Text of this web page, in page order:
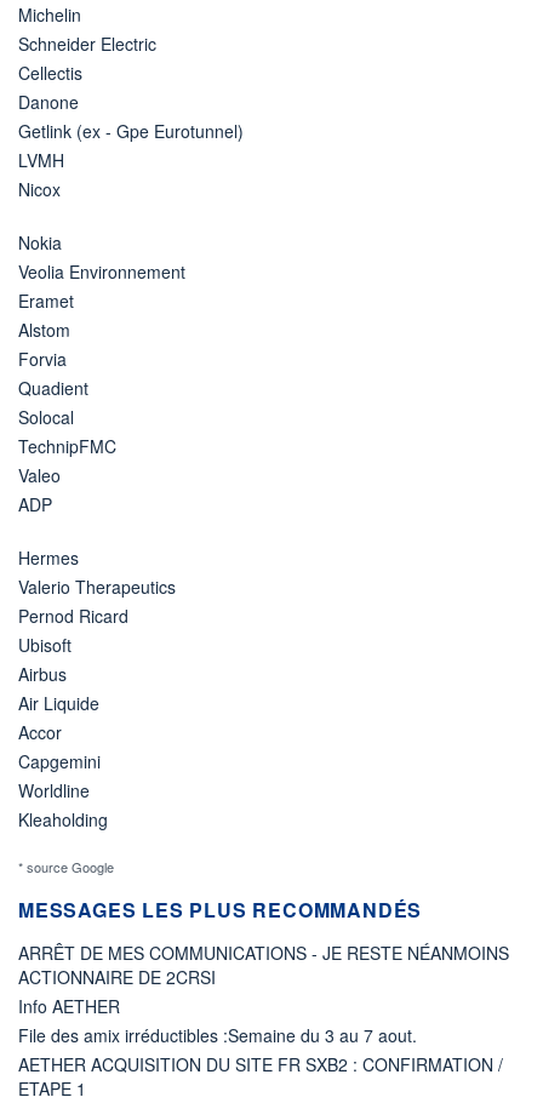
Michelin
Schneider Electric
Cellectis
Danone
Getlink (ex - Gpe Eurotunnel)
LVMH
Nicox
Nokia
Veolia Environnement
Eramet
Alstom
Forvia
Quadient
Solocal
TechnipFMC
Valeo
ADP
Hermes
Valerio Therapeutics
Pernod Ricard
Ubisoft
Airbus
Air Liquide
Accor
Capgemini
Worldline
Kleaholding
* source Google
MESSAGES LES PLUS RECOMMANDÉS
ARRÊT DE MES COMMUNICATIONS - JE RESTE NÉANMOINS
ACTIONNAIRE DE 2CRSI
Info AETHER
File des amix irréductibles :Semaine du 3 au 7 aout.
AETHER ACQUISITION DU SITE FR SXB2 : CONFIRMATION /
ETAPE 1